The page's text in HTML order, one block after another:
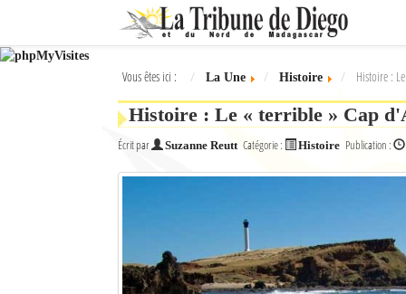
Ok
L'actualité à Diego Suarez
Vous êtes ici : La Une Histoire Histoire :
Histoire : Le « terrible » Cap
Écrit par Suzanne Reutt Catégorie : Histoire Publication :